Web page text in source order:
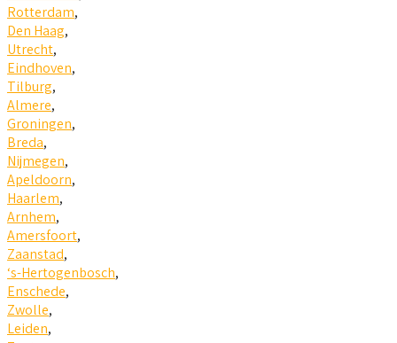
Rotterdam,
Den Haag,
Utrecht,
Eindhoven,
Tilburg,
Almere,
Groningen,
Breda,
Nijmegen,
Apeldoorn,
Haarlem,
Arnhem,
Amersfoort,
Zaanstad,
‘s-Hertogenbosch,
Enschede,
Zwolle,
Leiden,